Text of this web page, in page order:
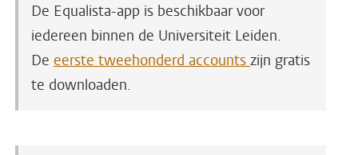
De Equalista-app is beschikbaar voor
iedereen binnen de Universiteit Leiden.
De eerste tweehonderd accounts zijn gratis
te downloaden.